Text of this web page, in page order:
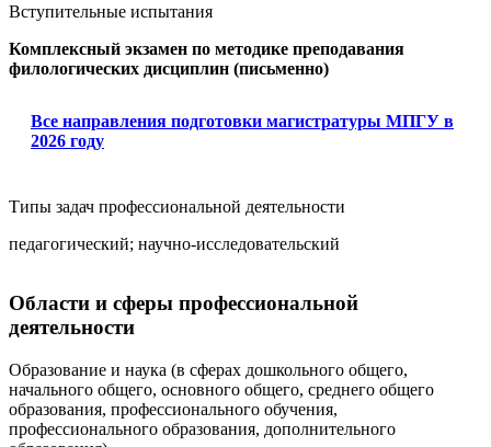
Вступительные испытания
Комплексный экзамен по методике преподавания
филологических дисциплин (письменно)
Все направления подготовки магистратуры МПГУ в
2026 году
Типы задач профессиональной деятельности
педагогический; научно-исследовательский
Области и сферы профессиональной
деятельности
Образование и наука (в сферах дошкольного общего,
начального общего, основного общего, среднего общего
образования, профессионального обучения,
профессионального образования, дополнительного